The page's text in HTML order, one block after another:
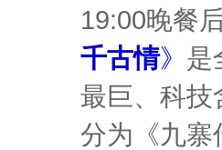
19:00晚餐
千古情》 是
最巨、科技
分为《九寨